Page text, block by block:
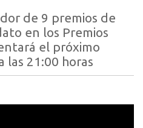
de 9 premios de
en los Premios
el próximo
las 21:00 horas